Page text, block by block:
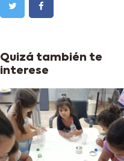
Quizá también te
interese